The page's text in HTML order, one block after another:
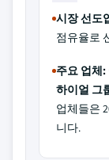
시장 선도
점유율로
주요 업체:
하이얼 그
업체들은
니다.